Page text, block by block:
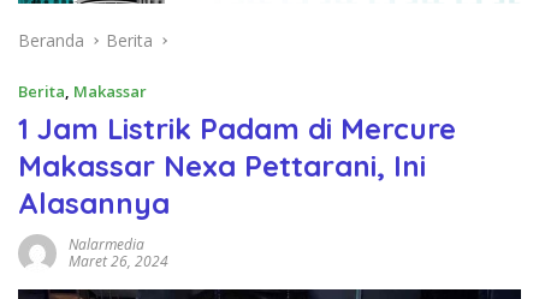
Beranda Berita
Berita, Makassar
1 Jam Listrik Padam di Mercure
Makassar Nexa Pettarani, Ini
Alasannya
Nalarmedia
Maret 26, 2024